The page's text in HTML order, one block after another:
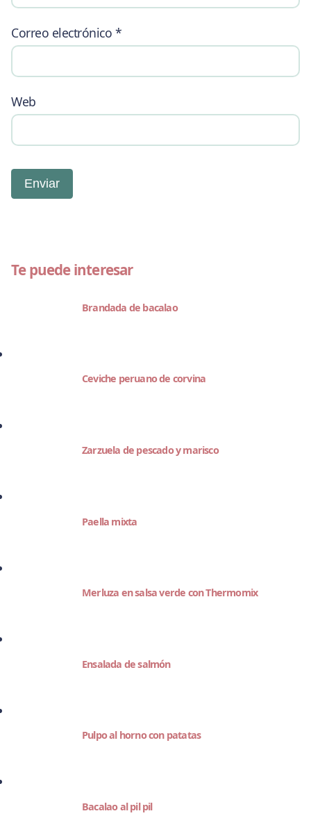
Correo electrónico *
Web
Te puede interesar
Brandada de bacalao
Ceviche peruano de corvina
Zarzuela de pescado y marisco
Paella mixta
Merluza en salsa verde con Thermomix
Ensalada de salmón
Pulpo al horno con patatas
Bacalao al pil pil